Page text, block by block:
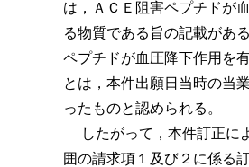
は，ＡＣＥ阻害ペプチドが
る物質である旨の記載があ
ペプチドが血圧降下作用を
とは，本件出願日当時の当
ったものと認められる。
したがって，本件訂正に
囲の請求項１及び２に係る